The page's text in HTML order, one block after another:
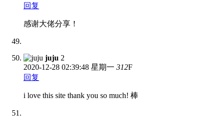
回复
感谢大佬分享！
juju 2
2020-12-28 02:39:48 星期一 312F
回复
i love this site thank you so much! 棒